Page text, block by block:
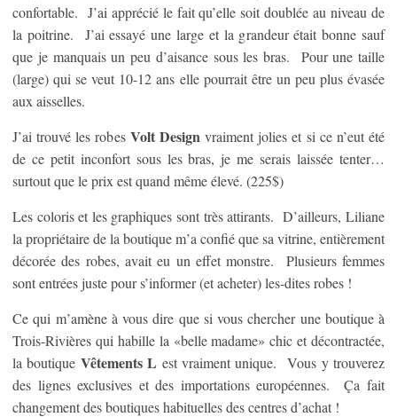
confortable. J’ai apprécié le fait qu’elle soit doublée au niveau de
la poitrine. J’ai essayé une large et la grandeur était bonne sauf
que je manquais un peu d’aisance sous les bras. Pour une taille
(large) qui se veut 10-12 ans elle pourrait être un peu plus évasée
aux aisselles.
J’ai trouvé les robes Volt Design vraiment jolies et si ce n’eut été
de ce petit inconfort sous les bras, je me serais laissée tenter…
surtout que le prix est quand même élevé. (225$)
Les coloris et les graphiques sont très attirants. D’ailleurs, Liliane
la propriétaire de la boutique m’a confié que sa vitrine, entièrement
décorée des robes, avait eu un effet monstre. Plusieurs femmes
sont entrées juste pour s’informer (et acheter) les-dites robes !
Ce qui m’amène à vous dire que si vous chercher une boutique à
Trois-Rivières qui habille la «belle madame» chic et décontractée,
la boutique Vêtements L est vraiment unique. Vous y trouverez
des lignes exclusives et des importations européennes. Ça fait
changement des boutiques habituelles des centres d’achat !